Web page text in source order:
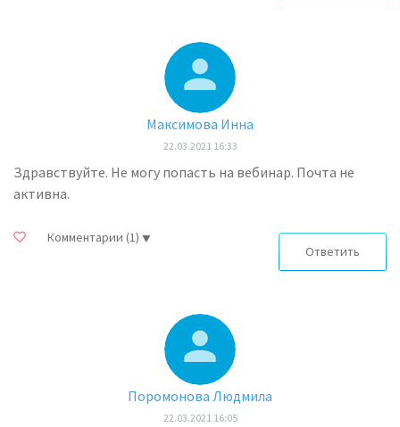
Максимова Инна
22.03.2021 16:33
Здравствуйте. Не могу попасть на вебинар. Почта не
активна.
Комментарии (1)
Ответить
Поромонова Людмила
22.03.2021 16:05